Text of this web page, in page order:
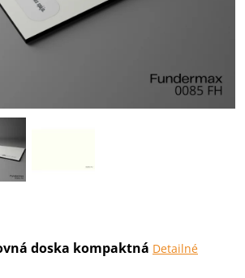
doska kompaktná Detailné